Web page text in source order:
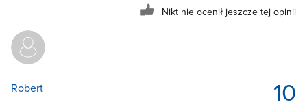
Nikt nie ocenił jeszcze tej opinii
10
Robert